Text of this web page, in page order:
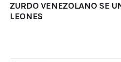
ZURDO VENEZOLANO SE
LEONES